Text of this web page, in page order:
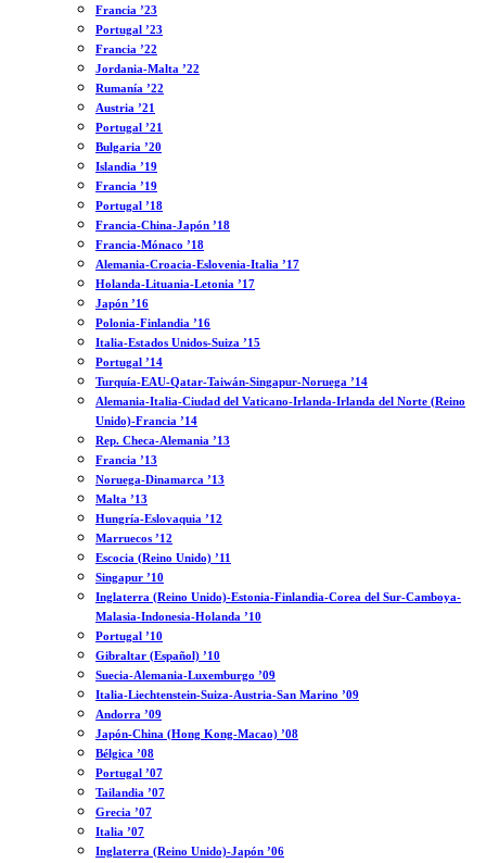
Francia ’23
Portugal ’23
Francia ’22
Jordania-Malta ’22
Rumanía ’22
Austria ’21
Portugal ’21
Bulgaria ’20
Islandia ’19
Francia ’19
Portugal ’18
Francia-China-Japón ’18
Francia-Mónaco ’18
Alemania-Croacia-Eslovenia-Italia ’17
Holanda-Lituania-Letonia ’17
Japón ’16
Polonia-Finlandia ’16
Italia-Estados Unidos-Suiza ’15
Portugal ’14
Turquía-EAU-Qatar-Taiwán-Singapur-Noruega ’14
Alemania-Italia-Ciudad del Vaticano-Irlanda-Irlanda del Norte (Reino
Unido)-Francia ’14
Rep. Checa-Alemania ’13
Francia ’13
Noruega-Dinamarca ’13
Malta ’13
Hungría-Eslovaquia ’12
Marruecos ’12
Escocia (Reino Unido) ’11
Singapur ’10
Inglaterra (Reino Unido)-Estonia-Finlandia-Corea del Sur-Camboya-
Malasia-Indonesia-Holanda ’10
Portugal ’10
Gibraltar (Español) ’10
Suecia-Alemania-Luxemburgo ’09
Italia-Liechtenstein-Suiza-Austria-San Marino ’09
Andorra ’09
Japón-China (Hong Kong-Macao) ’08
Bélgica ’08
Portugal ’07
Tailandia ’07
Grecia ’07
Italia ’07
Inglaterra (Reino Unido)-Japón ’06